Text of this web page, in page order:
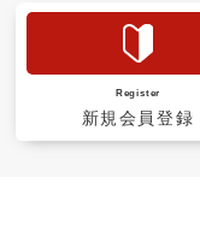
Register
新規会員登録